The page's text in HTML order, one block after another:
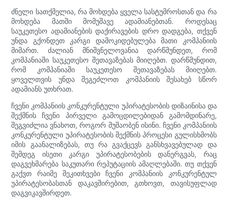
ძნელი სათქმელია, რა მოხდება ყველა სასტუმროსთან და რა
მოხდება მათში მომუშავე ადამიანებთან. როდესაც
საუკეთესო ადამიანების დაქირავების დრო დადგება, თქვენ
უნდა გქონდეთ კარგი დამოკიდებულება მათი კომპანიის
მიმართ. ძალიან მნიშვნელოვანია დარწმუნდეთ, რომ
კომპანიაში საუკეთესო შეთავაზებას მიიღებთ. დარწმუნდით,
რომ კომპანიაში საუკეთესო შეთავაზებას მიიღებთ.
ყოველთვის უნდა შეგეძლოთ კომპანიის შესახებ სწორ
ადამიანს უთხრათ.
ჩვენი კომპანიის კონკურენტული უპირატესობის დიზაინისა და
შექმნის ჩვენი პირველი გამოცდილებიდან გამომდინარე,
შეგვიძლია ვნახოთ, როგორ მუშაობენ ისინი. ჩვენი კომპანიის
კონკურენტული უპირატესობის შექმნის პროცესი გულისხმობს
იმის გაანალიზებას, თუ რა გვაქცევს განსხვავებულად და
შემდეგ ისეთი კარგი უპირატესობების დანერგვას, რაც
დაგვეხმარება საკუთარი რეპუტაციის ამაღლებაში. თუ თქვენ
გაქვთ რაიმე შეკითხვები ჩვენი კომპანიის კონკურენტულ
უპირატესობასთან დაკავშირებით, გთხოვთ, თავისუფლად
დაგვიკავშირდეთ.